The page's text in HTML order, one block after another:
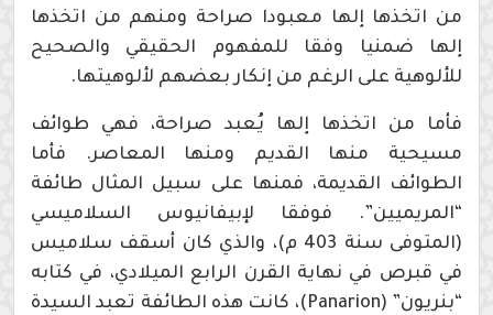
من اتخذها إلها معبودا صراحة ومنهم من اتخذها
إلها ضمنيا وفقا للمفهوم الحقيقي والصحيح
للألوهية على الرغم من إنكار بعضهم لألوهيتها.
فأما من اتخذها إلها يُعبد صراحة، فهي طوائف
مسيحية منها القديم ومنها المعاصر. فأما
الطوائف القديمة، فمنها على سبيل المثال طائفة
“المريميين”. فوفقا لإبيفانيوس السلاميسي
(المتوفى سنة 403 م)، والذي كان أسقف سلاميس
في قبرص في نهاية القرن الرابع الميلادي، في كتابه
“بنريون” (Panarion)، كانت هذه الطائفة تعبد السيدة